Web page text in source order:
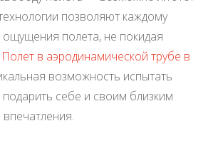
позволяют каждому
ощущения полета, не покидая
Полет в аэродинамической трубе в
возможность испытать
себе и своим близким